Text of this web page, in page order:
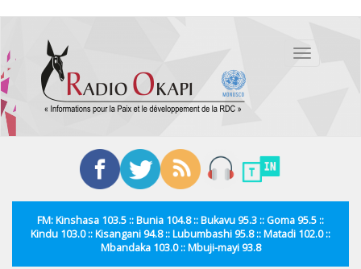
contenu
principal
Toggle
FM: Kinshasa 103.5 :: Bunia 104.8 :: Bukavu 95.3 :: Goma 95.5 ::
Kindu 103.0 :: Kisangani 94.8 :: Lubumbashi 95.8 :: Matadi 102.0 ::
Mbandaka 103.0 :: Mbuji-mayi 93.8